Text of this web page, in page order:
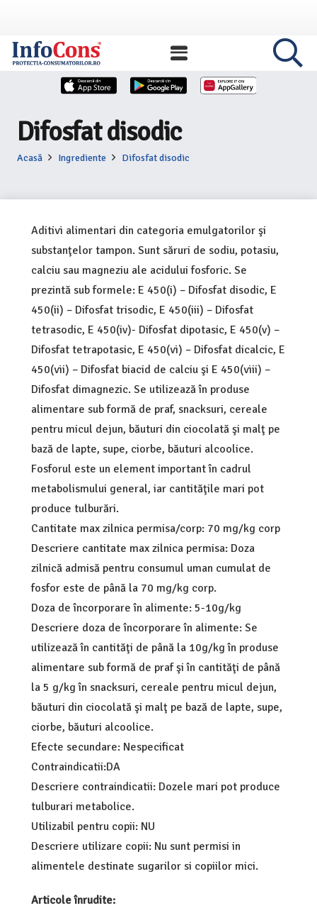
Difosfat disodic
Acasă Ingrediente Difosfat disodic
Aditivi alimentari din categoria emulgatorilor şi
substanţelor tampon. Sunt săruri de sodiu, potasiu,
calciu sau magneziu ale acidului fosforic. Se
prezintă sub formele: E 450(i) – Difosfat disodic, E
450(ii) – Difosfat trisodic, E 450(iii) – Difosfat
tetrasodic, E 450(iv)- Difosfat dipotasic, E 450(v) –
Difosfat tetrapotasic, E 450(vi) – Difosfat dicalcic, E
450(vii) – Difosfat biacid de calciu şi E 450(viii) –
Difosfat dimagnezic. Se utilizează în produse
alimentare sub formă de praf, snacksuri, cereale
pentru micul dejun, băuturi din ciocolată şi malţ pe
bază de lapte, supe, ciorbe, băuturi alcoolice.
Fosforul este un element important în cadrul
metabolismului general, iar cantităţile mari pot
produce tulburări.
Cantitate max zilnica permisa/corp: 70 mg/kg corp
Descriere cantitate max zilnica permisa: Doza
zilnică admisă pentru consumul uman cumulat de
fosfor este de până la 70 mg/kg corp.
Doza de încorporare în alimente: 5-10g/kg
Descriere doza de încorporare în alimente: Se
utilizează în cantităţi de până la 10g/kg în produse
alimentare sub formă de praf şi în cantităţi de până
la 5 g/kg în snacksuri, cereale pentru micul dejun,
băuturi din ciocolată şi malţ pe bază de lapte, supe,
ciorbe, băuturi alcoolice.
Efecte secundare: Nespecificat
Contraindicatii:DA
Descriere contraindicatii: Dozele mari pot produce
tulburari metabolice.
Utilizabil pentru copii: NU
Descriere utilizare copii: Nu sunt permisi in
alimentele destinate sugarilor si copiilor mici.
Articole înrudite: